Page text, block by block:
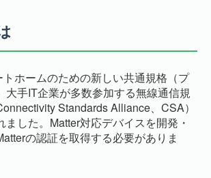
ホームのための新しい共通規格（プ
大手IT企業が多数参加する無線通信規
Standards Alliance、CSA）
ました。Matter対応デバイスを開発・
の認証を取得する必要がありま